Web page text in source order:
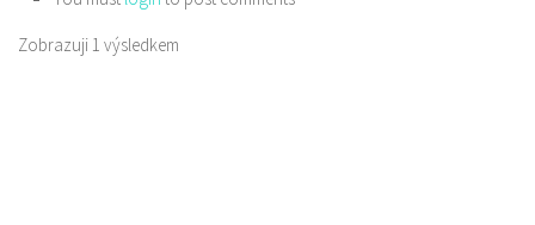
Zobrazuji 1 výsledkem